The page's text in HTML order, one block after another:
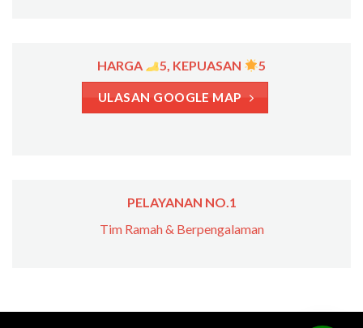
HARGA 5, KEPUASAN 5
ULASAN GOOGLE MAP
PELAYANAN NO.1
Tim Ramah & Berpengalaman